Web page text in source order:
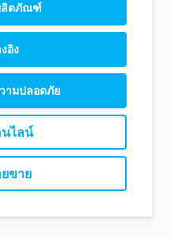
ลิตภัณฑ์
อิง
ามปลอดภัย
ไลน์
ขาย